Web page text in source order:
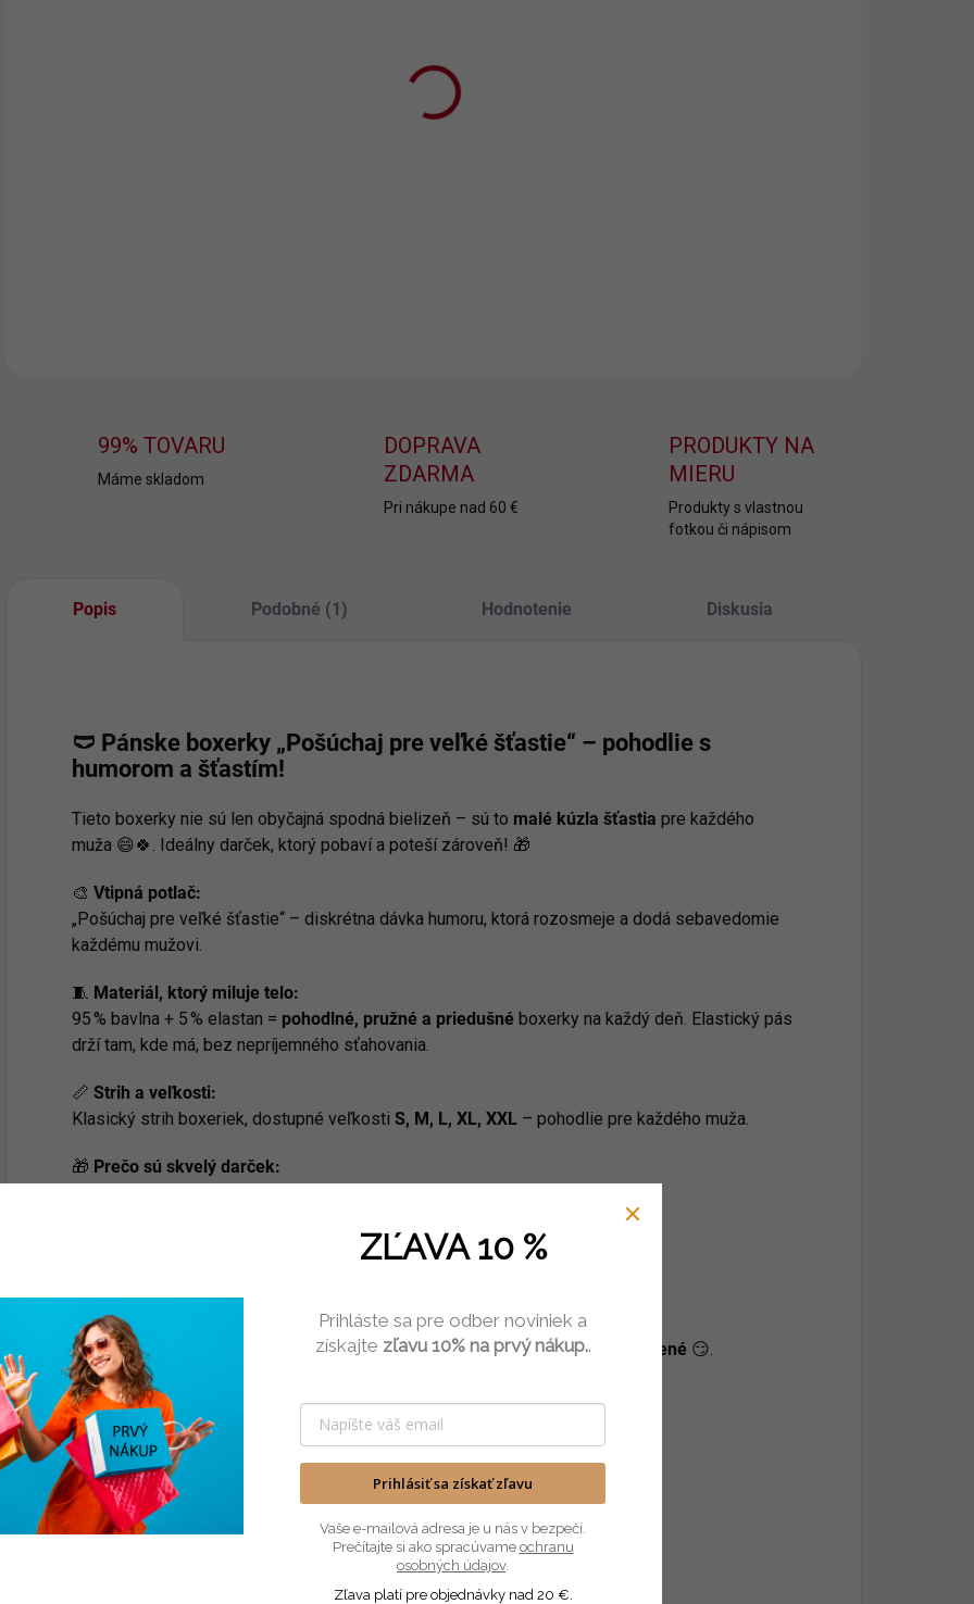
99% TOVARU
Máme skladom
DOPRAVA
ZDARMA
Pri nákupe nad 60 €
PRODUKTY NA
MIERU
Produkty s vlastnou
fotkou či nápisom
Popis Podobné (1) Hodnotenie Diskusia
🩲 Pánske boxerky „Pošúchaj pre veľké šťastie“ – pohodlie s
humorom a šťastím!
Tieto boxerky nie sú len obyčajná spodná bielizeň – sú to malé kúzla šťastia pre každého
muža 😄🍀. Ideálny darček, ktorý pobaví a poteší zároveň! 🎁
🎨 Vtipná potlač:
„Pošúchaj pre veľké šťastie“ – diskrétna dávka humoru, ktorá rozosmeje a dodá sebavedomie
každému mužovi.
🧵 Materiál, ktorý miluje telo:
95 % bavlna + 5 % elastan = pohodlné, pružné a priedušné boxerky na každý deň. Elastický pás
drží tam, kde má, bez nepríjemného sťahovania.
📏 Strih a veľkosti:
Klasický strih boxeriek, dostupné veľkosti S, M, L, XL, XXL – pohodlie pre každého muža.
🎁 Prečo sú skvelý darček:
Ideálne k narodeninám, Valentínu, meninám alebo len tak 🎉
💡Tip:
Chceš byť majster darčekov? 🎁 Vyber tieto boxerky –úsmev a šťastie zaručené 😏.
Elastický pás s kontrastnými prúžkami
Jemná príjemná bavlna
Certifikácia STANDARD 100 od OEKO-TEX˝N° CQ 1007/7, IFTH.
95% Bavlna, 5% Elastan
ZĽAVA 10 %
Prihláste sa pre odber noviniek a
získajte zľavu 10% na prvý nákup..
Prihlásiť sa získať zľavu
Vaše e-mailová adresa je u nás v bezpečí.
Prečítajte si ako spracúvame ochranu
osobných údajov.
Zľava platí pre objednávky nad 20 €.